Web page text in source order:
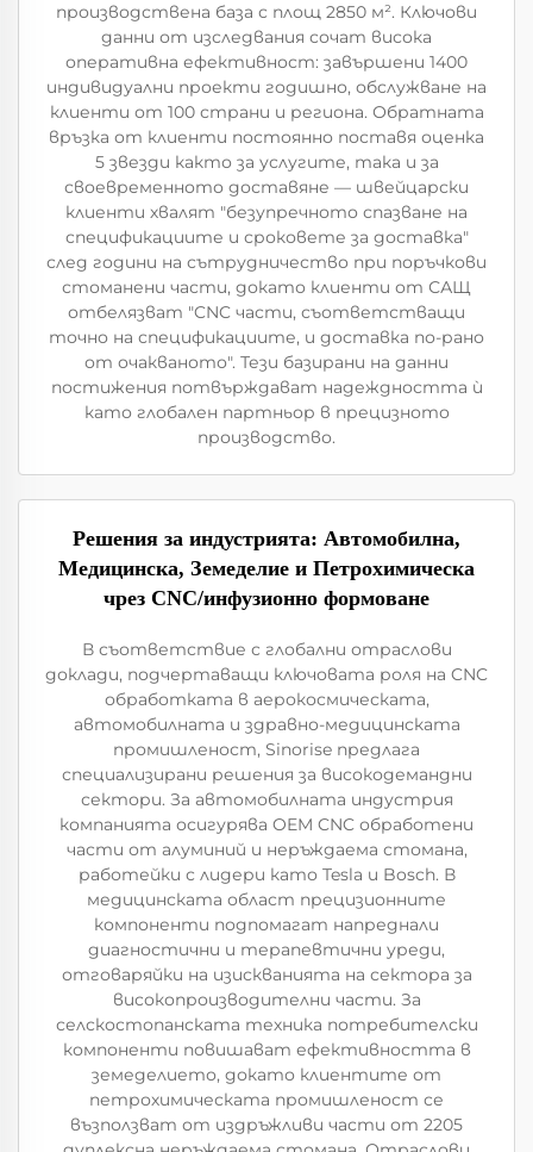
производствена база с площ 2850 м². Ключови
данни от изследвания сочат висока
оперативна ефективност: завършени 1400
индивидуални проекти годишно, обслужване на
клиенти от 100 страни и региона. Обратната
връзка от клиенти постоянно поставя оценка
5 звезди както за услугите, така и за
своевременното доставяне — швейцарски
клиенти хвалят "безупречното спазване на
спецификациите и сроковете за доставка"
след години на сътрудничество при поръчкови
стоманени части, докато клиенти от САЩ
отбелязват "CNC части, съответстващи
точно на спецификациите, и доставка по-рано
от очакваното". Тези базирани на данни
постижения потвърждават надеждността ѝ
като глобален партньор в прецизното
производство.
Решения за индустрията: Автомобилна,
Медицинска, Земеделие и Петрохимическа
чрез CNC/инфузионно формоване
В съответствие с глобални отраслови
доклади, подчертаващи ключовата роля на CNC
обработката в аерокосмическата,
автомобилната и здравно-медицинската
промишленост, Sinorise предлага
специализирани решения за високодемандни
сектори. За автомобилната индустрия
компанията осигурява OEM CNC обработени
части от алуминий и неръждаема стомана,
работейки с лидери като Tesla и Bosch. В
медицинската област прецизионните
компоненти подпомагат напреднали
диагностични и терапевтични уреди,
отговаряйки на изискванията на сектора за
високопроизводителни части. За
селскостопанската техника потребителски
компоненти повишават ефективността в
земеделието, докато клиентите от
петрохимическата промишленост се
възползват от издръжливи части от 2205